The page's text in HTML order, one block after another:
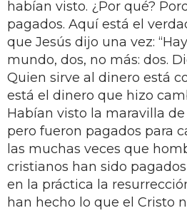
habían visto. ¿Por qué?
pagados. Aquí está el
que Jesús dijo una vez:
mundo, dos, no más: dos.
Quien sirve al dinero está
está el dinero que hizo
Habían visto la maravilla
pero fueron pagados para
las muchas veces que
cristianos han sido
en la práctica la
han hecho lo que el Cristo